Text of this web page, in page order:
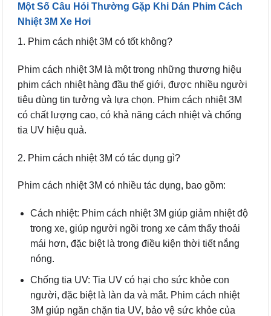
Một Số Câu Hỏi Thường Gặp Khi Dán Phim Cách
Nhiệt 3M Xe Hơi
1. Phim cách nhiệt 3M có tốt không?
Phim cách nhiệt 3M là một trong những thương hiệu
phim cách nhiệt hàng đầu thế giới, được nhiều người
tiêu dùng tin tưởng và lựa chọn. Phim cách nhiệt 3M
có chất lượng cao, có khả năng cách nhiệt và chống
tia UV hiệu quả.
2. Phim cách nhiệt 3M có tác dụng gì?
Phim cách nhiệt 3M có nhiều tác dụng, bao gồm:
Cách nhiệt: Phim cách nhiệt 3M giúp giảm nhiệt độ
trong xe, giúp người ngồi trong xe cảm thấy thoải
mái hơn, đặc biệt là trong điều kiện thời tiết nắng
nóng.
Chống tia UV: Tia UV có hại cho sức khỏe con
người, đặc biệt là làn da và mắt. Phim cách nhiệt
3M giúp ngăn chặn tia UV, bảo vệ sức khỏe của